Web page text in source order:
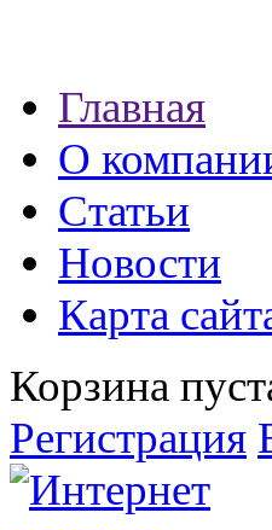
экспресс займы
Главная
О
Статьи
Новости
Карта
Корзина
Регистрация